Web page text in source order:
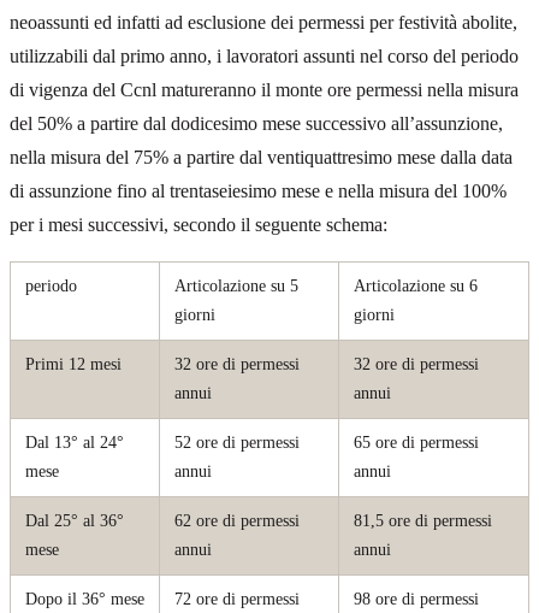
neoassunti ed infatti ad esclusione dei permessi per festività abolite,
utilizzabili dal primo anno, i lavoratori assunti nel corso del periodo
di vigenza del Ccnl matureranno il monte ore permessi nella misura
del 50% a partire dal dodicesimo mese successivo all’assunzione,
nella misura del 75% a partire dal ventiquattresimo mese dalla data
di assunzione fino al trentaseiesimo mese e nella misura del 100%
per i mesi successivi, secondo il seguente schema:
periodo
Articolazione su 5
giorni
Articolazione su 6
giorni
Primi 12 mesi
32 ore di permessi
annui
32 ore di permessi
annui
Dal 13° al 24°
mese
52 ore di permessi
annui
65 ore di permessi
annui
Dal 25° al 36°
mese
62 ore di permessi
annui
81,5 ore di permessi
annui
Dopo il 36° mese
72 ore di permessi
98 ore di permessi